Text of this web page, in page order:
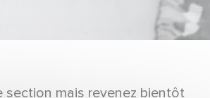
mais revenez bientôt